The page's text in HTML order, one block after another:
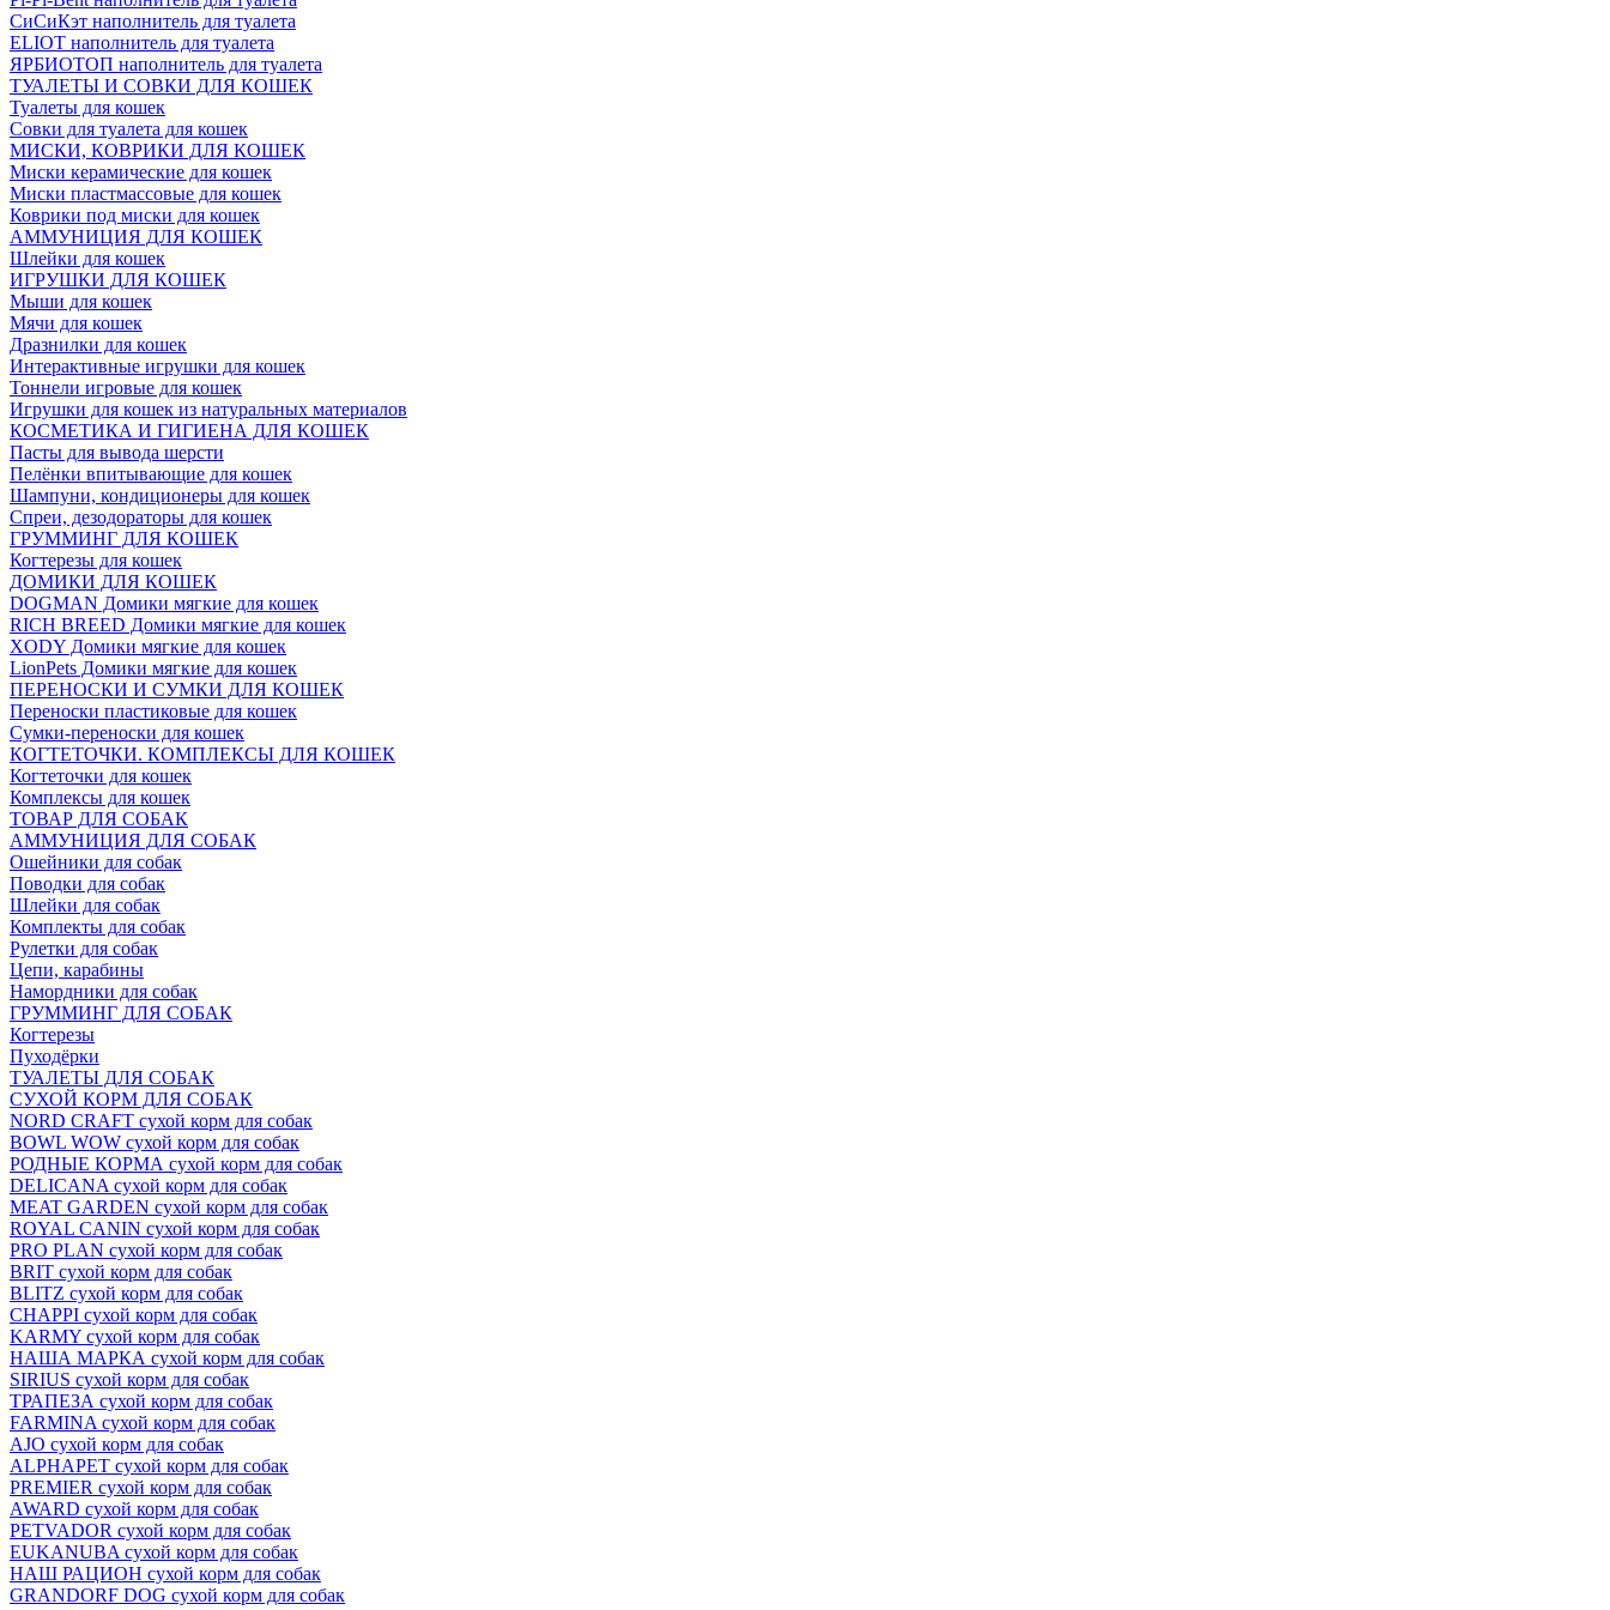
СиСиКэт наполнитель для туалета
ELIOT наполнитель для туалета
ЯРБИОТОП наполнитель для туалета
ТУАЛЕТЫ И СОВКИ ДЛЯ КОШЕК
Туалеты для кошек
Совки для туалета для кошек
МИСКИ, КОВРИКИ ДЛЯ КОШЕК
Миски керамические для кошек
Миски пластмассовые для кошек
Коврики под миски для кошек
АММУНИЦИЯ ДЛЯ КОШЕК
Шлейки для кошек
ИГРУШКИ ДЛЯ КОШЕК
Мыши для кошек
Мячи для кошек
Дразнилки для кошек
Интерактивные игрушки для кошек
Тоннели игровые для кошек
Игрушки для кошек из натуральных материалов
КОСМЕТИКА И ГИГИЕНА ДЛЯ КОШЕК
Пасты для вывода шерсти
Пелёнки впитывающие для кошек
Шампуни, кондиционеры для кошек
Спреи, дезодораторы для кошек
ГРУММИНГ ДЛЯ КОШЕК
Когтерезы для кошек
ДОМИКИ ДЛЯ КОШЕК
DOGMAN Домики мягкие для кошек
RICH BREED Домики мягкие для кошек
XODY Домики мягкие для кошек
LionPets Домики мягкие для кошек
ПЕРЕНОСКИ И СУМКИ ДЛЯ КОШЕК
Переноски пластиковые для кошек
Сумки-переноски для кошек
КОГТЕТОЧКИ. КОМПЛЕКСЫ ДЛЯ КОШЕК
Когтеточки для кошек
Комплексы для кошек
ТОВАР ДЛЯ СОБАК
АММУНИЦИЯ ДЛЯ СОБАК
Ошейники для собак
Поводки для собак
Шлейки для собак
Комплекты для собак
Рулетки для собак
Цепи, карабины
Намордники для собак
ГРУММИНГ ДЛЯ СОБАК
Когтерезы
Пуходёрки
ТУАЛЕТЫ ДЛЯ СОБАК
СУХОЙ КОРМ ДЛЯ СОБАК
NORD CRAFT сухой корм для собак
BOWL WOW сухой корм для собак
РОДНЫЕ КОРМА сухой корм для собак
DELICANA сухой корм для собак
MEAT GARDEN сухой корм для собак
ROYAL CANIN сухой корм для собак
PRO PLAN сухой корм для собак
BRIT сухой корм для собак
BLITZ сухой корм для собак
CHAPPI сухой корм для собак
KARMY сухой корм для собак
НАША МАРКА сухой корм для собак
SIRIUS сухой корм для собак
ТРАПЕЗА сухой корм для собак
FARMINA сухой корм для собак
AJO сухой корм для собак
ALPHAPET сухой корм для собак
PREMIER сухой корм для собак
AWARD сухой корм для собак
PETVADOR сухой корм для собак
EUKANUBA сухой корм для собак
НАШ РАЦИОН сухой корм для собак
GRANDORF DOG сухой корм для собак